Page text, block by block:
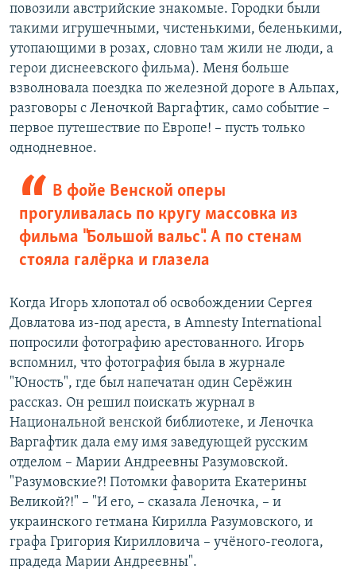
повозили австрийские знакомые. Городки были
такими игрушечными, чистенькими, беленькими,
утопающими в розах, словно там жили не люди, а
герои диснеевского фильма). Меня больше
взволновала поездка по железной дороге в Альпах,
разговоры с Леночкой Варгафтик, само событие –
первое путешествие по Европе! – пусть только
однодневное.
В фойе Венской оперы
прогуливалась по кругу массовка из
фильма "Большой вальс". А по стенам
стояла галёрка и глазела
Когда Игорь хлопотал об освобождении Сергея
Довлатова из-под ареста, в Amnesty International
попросили фотографию арестованного. Игорь
вспомнил, что фотография была в журнале
"Юность", где был напечатан один Серёжин
рассказ. Он решил поискать журнал в
Национальной венской библиотеке, и Леночка
Варгафтик дала ему имя заведующей русским
отделом – Марии Андреевны Разумовской.
"Разумовские?! Потомки фаворита Екатерины
Великой?!" – "И его, – сказала Леночка, – и
украинского гетмана Кирилла Разумовского, и
графа Григория Кирилловича – учёного-геолога,
прадеда Марии Андреевны".